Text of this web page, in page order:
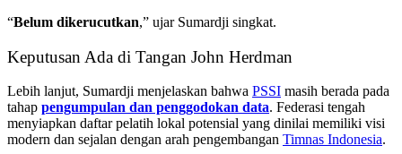
“Belum dikerucutkan,” ujar Sumardji singkat.
Keputusan Ada di Tangan John Herdman
Lebih lanjut, Sumardji menjelaskan bahwa PSSI masih berada pada
tahap pengumpulan dan penggodokan data. Federasi tengah
menyiapkan daftar pelatih lokal potensial yang dinilai memiliki visi
modern dan sejalan dengan arah pengembangan Timnas Indonesia.